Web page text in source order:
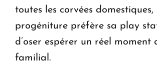
toutes les corvées domestiques,
progéniture préfère sa play
d’oser espérer un réel
familial.